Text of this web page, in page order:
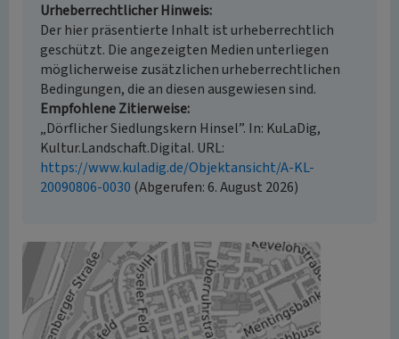
Urheberrechtlicher Hinweis
Der hier präsentierte Inhalt ist urheberrechtlich
geschützt. Die angezeigten Medien unterliegen
möglicherweise zusätzlichen urheberrechtlichen
Bedingungen, die an diesen ausgewiesen sind.
Empfohlene Zitierweise
„Dörflicher Siedlungskern Hinsel”. In: KuLaDig,
Kultur.Landschaft.Digital. URL:
https://www.kuladig.de/Objektansicht/A-KL-
20090806-0030 (Abgerufen: 6. August 2026)